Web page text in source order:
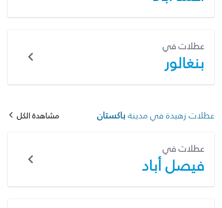
عطلات في
بنغالور
عطلات زهيدة في مدينة باكستان مشاهدة الكل
عطلات في
فيصل أباد